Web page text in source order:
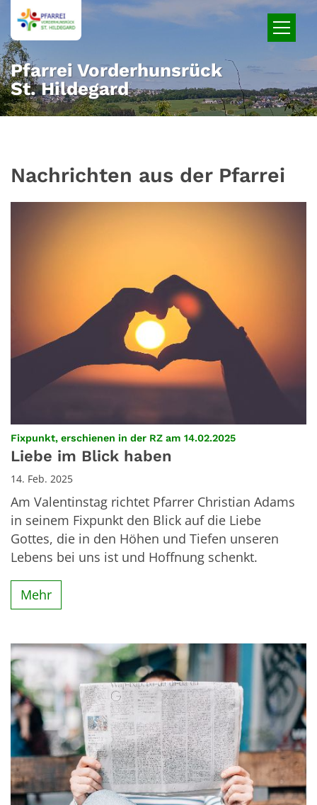
Zum Inhalt springen
Pfarrei Vorderhunsrück
St. Hildegard
Nachrichten aus der Pfarrei
Fixpunkt, erschienen in der RZ am 14.02.2025:
Liebe im Blick haben
14. Feb. 2025
Am Valentinstag richtet Pfarrer Christian Adams
in seinem Fixpunkt den Blick auf die Liebe
Gottes, die in den Höhen und Tiefen unseren
Lebens bei uns ist und Hoffnung schenkt.
Mehr